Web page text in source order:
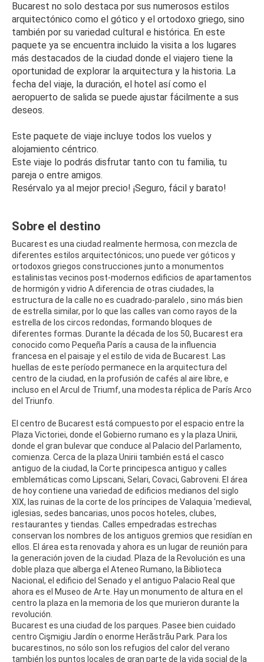
Bucarest no solo destaca por sus numerosos estilos
arquitectónico como el gótico y el ortodoxo griego, sino
también por su variedad cultural e histórica. En este
paquete ya se encuentra incluido la visita a los lugares
más destacados de la ciudad donde el viajero tiene la
oportunidad de explorar la arquitectura y la historia. La
fecha del viaje, la duración, el hotel así como el
aeropuerto de salida se puede ajustar fácilmente a sus
deseos.
Este paquete de viaje incluye todos los vuelos y
alojamiento céntrico.
Este viaje lo podrás disfrutar tanto con tu familia, tu
pareja o entre amigos.
Resérvalo ya al mejor precio! ¡Seguro, fácil y barato!
Sobre el destino
Bucarest es una ciudad realmente hermosa, con mezcla de
diferentes estilos arquitectónicos; uno puede ver góticos y
ortodoxos griegos construcciones junto a monumentos
estalinistas vecinos post-modernos edificios de apartamentos
de hormigón y vidrio A diferencia de otras ciudades, la
estructura de la calle no es cuadrado-paralelo , sino más bien
de estrella similar, por lo que las calles van como rayos de la
estrella de los circos redondas, formando bloques de
diferentes formas. Durante la década de los 50, Bucarest era
conocido como Pequeña París a causa de la influencia
francesa en el paisaje y el estilo de vida de Bucarest. Las
huellas de este período permanece en la arquitectura del
centro de la ciudad, en la profusión de cafés al aire libre, e
incluso en el Arcul de Triumf, una modesta réplica de París Arco
del Triunfo.
El centro de Bucarest está compuesto por el espacio entre la
Plaza Victoriei, donde el Gobierno rumano es y la plaza Unirii,
donde el gran bulevar que conduce al Palacio del Parlamento,
comienza. Cerca de la plaza Unirii también está el casco
antiguo de la ciudad, la Corte principesca antiguo y calles
emblemáticas como Lipscani, Selari, Covaci, Gabroveni. El área
de hoy contiene una variedad de edificios medianos del siglo
XIX, las ruinas de la corte de los príncipes de Valaquia 'medieval,
iglesias, sedes bancarias, unos pocos hoteles, clubes,
restaurantes y tiendas. Calles empedradas estrechas
conservan los nombres de los antiguos gremios que residían en
ellos. El área esta renovada y ahora es un lugar de reunión para
la generación joven de la ciudad. Plaza de la Revolución es una
doble plaza que alberga el Ateneo Rumano, la Biblioteca
Nacional, el edificio del Senado y el antiguo Palacio Real que
ahora es el Museo de Arte. Hay un monumento de altura en el
centro la plaza en la memoria de los que murieron durante la
revolución.
Bucarest es una ciudad de los parques. Pasee bien cuidado
centro Cişmigiu Jardín o enorme Herăstrău Park. Para los
bucarestinos, no sólo son los refugios del calor del verano
también los puntos locales de gran parte de la vida social de la